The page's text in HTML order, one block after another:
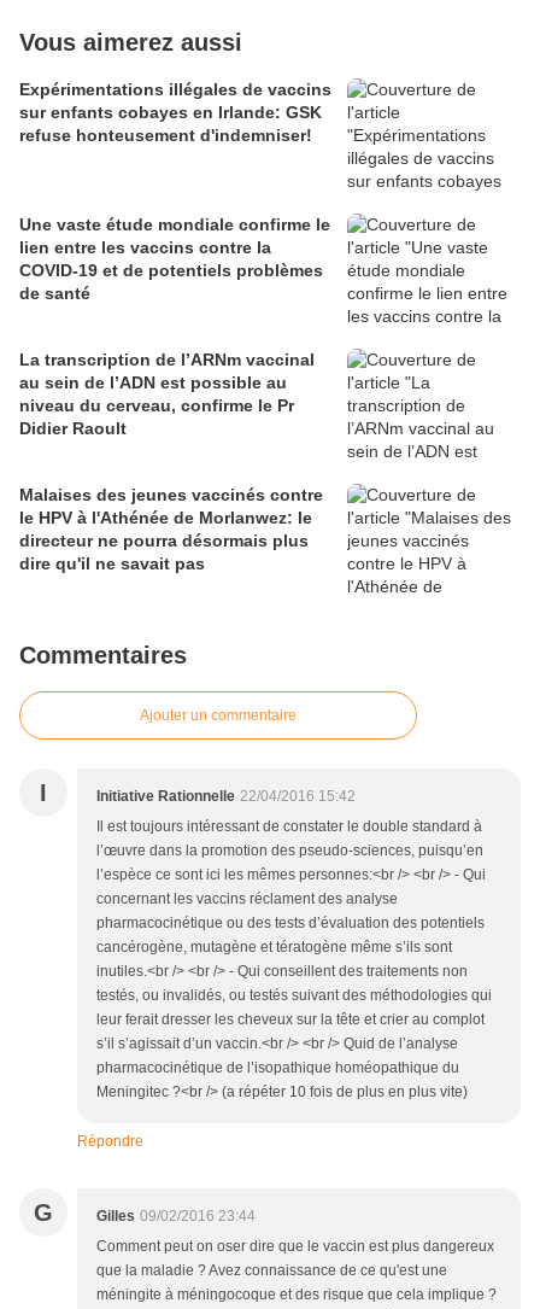
Vous aimerez aussi
Expérimentations illégales de vaccins
sur enfants cobayes en Irlande: GSK
refuse honteusement d'indemniser!
Une vaste étude mondiale confirme le
lien entre les vaccins contre la
COVID-19 et de potentiels problèmes
de santé
La transcription de l’ARNm vaccinal
au sein de l’ADN est possible au
niveau du cerveau, confirme le Pr
Didier Raoult
Malaises des jeunes vaccinés contre
le HPV à l'Athénée de Morlanwez: le
directeur ne pourra désormais plus
dire qu'il ne savait pas
Commentaires
Ajouter un commentaire
I Initiative Rationnelle 22/04/2016 15:42
Il est toujours intéressant de constater le double standard à
l’œuvre dans la promotion des pseudo-sciences, puisqu’en
l’espèce ce sont ici les mêmes personnes:<br /> <br /> - Qui
concernant les vaccins réclament des analyse
pharmacocinétique ou des tests d’évaluation des potentiels
cancérogène, mutagène et tératogène même s’ils sont
inutiles.<br /> <br /> - Qui conseillent des traitements non
testés, ou invalidés, ou testés suivant des méthodologies qui
leur ferait dresser les cheveux sur la tête et crier au complot
s’il s’agissait d’un vaccin.<br /> <br /> Quid de l’analyse
pharmacocinétique de l’isopathique homéopathique du
Meningitec ?<br /> (a répéter 10 fois de plus en plus vite)
Répondre
G Gilles 09/02/2016 23:44
Comment peut on oser dire que le vaccin est plus dangereux
que la maladie ? Avez connaissance de ce qu'est une
méningite à méningocoque et des risque que cela implique ?